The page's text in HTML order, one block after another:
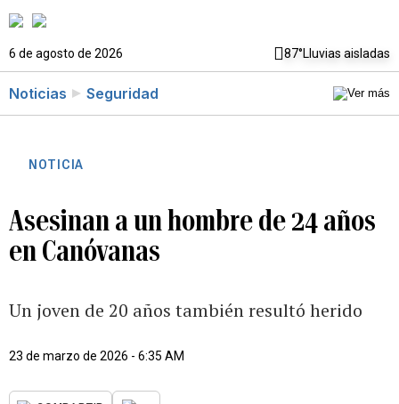
6 de agosto de 2026 87°Lluvias aisladas
Noticias Seguridad
NOTICIA
Asesinan a un hombre de 24 años
en Canóvanas
Un joven de 20 años también resultó herido
23 de marzo de 2026 - 6:35 AM